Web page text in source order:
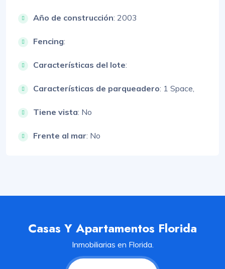
Año de construcción: 2003
Fencing:
Características del lote:
Características de parqueadero: 1 Space,
Tiene vista: No
Frente al mar: No
Casas Y Apartamentos Florida
Inmobiliarias en Florida.